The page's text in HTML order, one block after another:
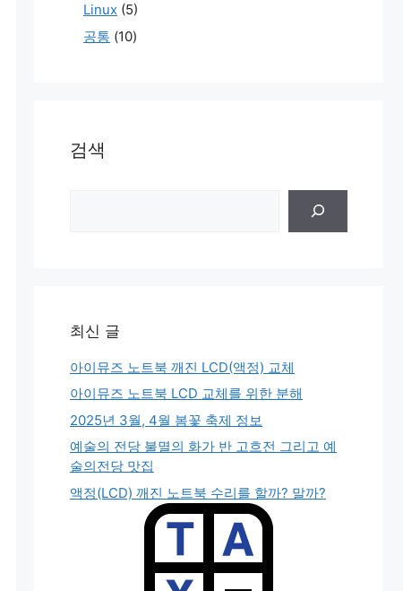
Linux (5)
공통 (10)
검색
최신 글
아이뮤즈 노트북 깨진 LCD(액정) 교체
아이뮤즈 노트북 LCD 교체를 위한 분해
2025년 3월, 4월 봄꽃 축제 정보
예술의 전당 불멸의 화가 반 고흐전 그리고 예
술의전당 맛집
액정(LCD) 깨진 노트북 수리를 할까? 말까?